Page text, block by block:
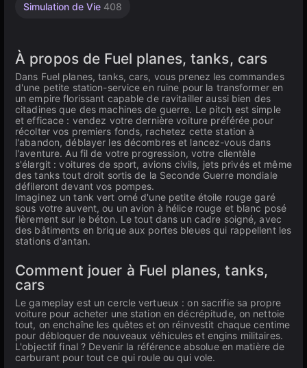
Simulation de Vie 408
À propos de Fuel planes, tanks, cars
Dans Fuel planes, tanks, cars, vous prenez les commandes
d'une petite station-service en ruine pour la transformer en
un empire florissant capable de ravitailler aussi bien des
citadines que des machines de guerre. Le pitch est simple
et efficace : vendez votre dernière voiture préférée pour
récolter vos premiers fonds, rachetez cette station à
l'abandon, déblayer les décombres et lancez-vous dans
l'aventure. Au fil de votre progression, votre clientèle
s'élargit : voitures de sport, avions civils, jets privés et même
des tanks tout droit sortis de la Seconde Guerre mondiale
défileront devant vos pompes.
Imaginez un tank vert orné d'une petite étoile rouge garé
sous votre auvent, ou un avion à hélice rouge et blanc posé
fièrement sur le béton. Le tout dans un cadre soigné, avec
des bâtiments en brique aux portes bleues qui rappellent les
stations d'antan.
Comment jouer à Fuel planes, tanks,
cars
Le gameplay est un cercle vertueux : on sacrifie sa propre
voiture pour acheter une station en décrépitude, on nettoie
tout, on enchaîne les quêtes et on réinvestit chaque centime
pour débloquer de nouveaux véhicules et engins militaires.
L'objectif final ? Devenir la référence absolue en matière de
carburant pour tout ce qui roule ou qui vole.